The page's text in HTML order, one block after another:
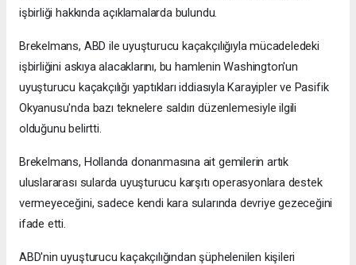
işbirliği hakkında açıklamalarda bulundu.
Brekelmans, ABD ile uyuşturucu kaçakçılığıyla mücadeledeki
işbirliğini askıya alacaklarını, bu hamlenin Washington'un
uyuşturucu kaçakçılığı yaptıkları iddiasıyla Karayipler ve Pasifik
Okyanusu'nda bazı teknelere saldırı düzenlemesiyle ilgili
olduğunu belirtti.
Brekelmans, Hollanda donanmasına ait gemilerin artık
uluslararası sularda uyuşturucu karşıtı operasyonlara destek
vermeyeceğini, sadece kendi kara sularında devriye gezeceğini
ifade etti.
ABD'nin uyuşturucu kaçakçılığından şüphelenilen kişileri